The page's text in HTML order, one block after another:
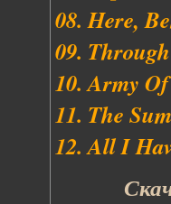
08. Here,
09.
10. Army
11. The
12. All I